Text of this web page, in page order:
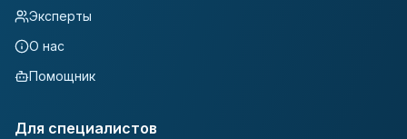
Эксперты
О нас
Помощник
Для специалистов